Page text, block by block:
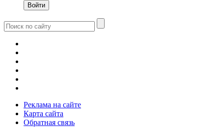
Реклама на сайте
Карта сайта
Обратная связь